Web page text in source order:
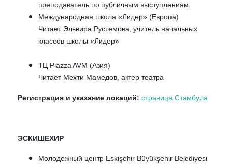
преподаватель по публичным выступлениям.
Международная школа «Лидер» (Европа)
Читает Эльвира Рустемова, учитель начальных
классов школы «Лидер»
ТЦ Piazza AVM (Азия)
Читает Мехти Мамедов, актер театра
Регистрация и указание локаций: страница Стамбула
ЭСКИШЕХИР
Молодежный центр Eskişehir Büyükşehir Belediyesi